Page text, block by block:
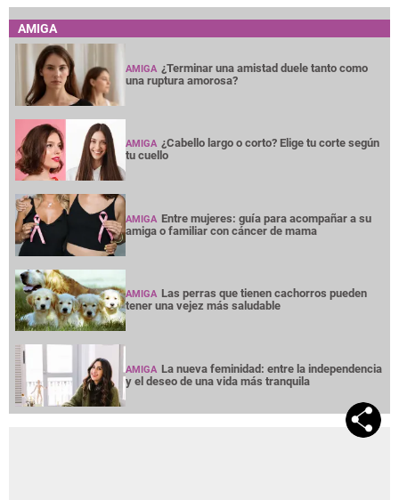
AMIGA
AMIGA ¿Terminar una amistad duele tanto como
una ruptura amorosa?
AMIGA ¿Cabello largo o corto? Elige tu corte según
tu cuello
AMIGA Entre mujeres: guía para acompañar a su
amiga o familiar con cáncer de mama
AMIGA Las perras que tienen cachorros pueden
tener una vejez más saludable
AMIGA La nueva feminidad: entre la independencia
y el deseo de una vida más tranquila